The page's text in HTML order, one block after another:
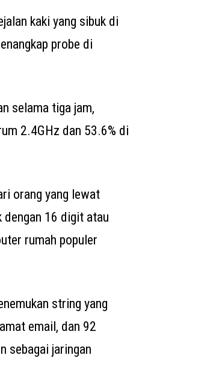
kaki yang sibuk di
probe di
selama tiga jam,
2.4GHz dan 53.6% di
orang yang lewat
dengan 16 digit atau
rumah populer
string yang
email, dan 92
sebagai jaringan